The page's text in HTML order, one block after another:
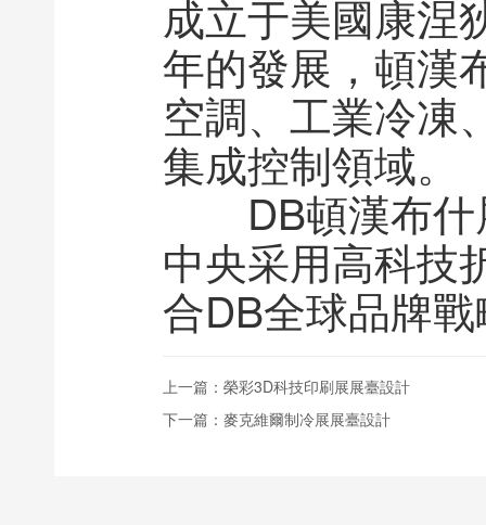
成立于美國康涅
年的發展，頓漢
空調、工業冷凍
集成控制領域。
DB頓漢布什
中央采用高科技
合DB全球品牌
上一篇： 榮彩3D科技印刷展展臺設計
下一篇： 麥克維爾制冷展展臺設計